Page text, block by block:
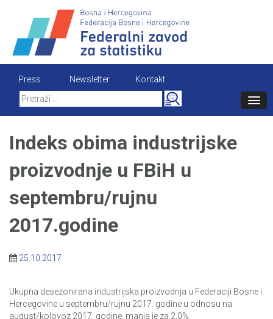
content
Press Newsletter
Kontakt
Search
for:
Indeks obima industrijske
proizvodnje u FBiH u
septembru/rujnu
2017.godine
25.10.2017
Ukupna desezonirana industrijska proizvodnja u Federaciji Bosne i
Hercegovine u septembru/rujnu 2017. godine u odnosu na
august/kolovoz 2017. godine, manja je za 2,0%.